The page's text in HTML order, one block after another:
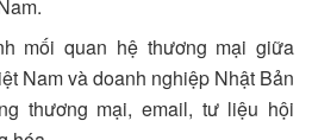
mối quan hệ thương mại giữa
Nam và doanh nghiệp Nhật Bản
thương mại, email, tư liệu hội